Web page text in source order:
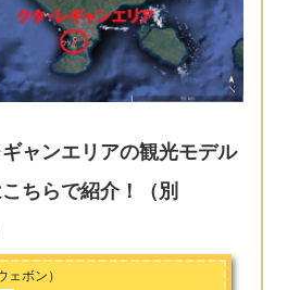
ャンエリアの観光モデル
ちらで紹介！（別
ェボン）